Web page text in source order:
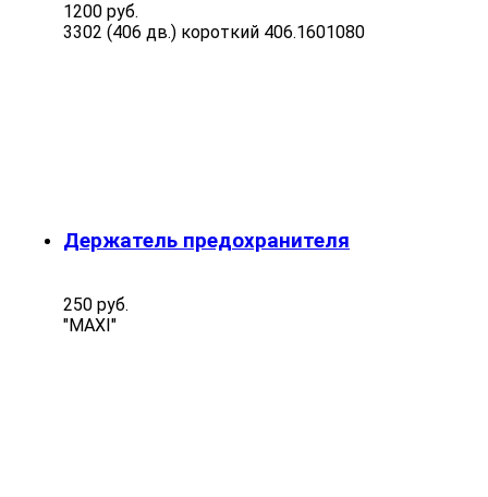
1200 руб.
3302 (406 дв.) короткий 406.1601080
Держатель предохранителя
250 руб.
"MAXI"